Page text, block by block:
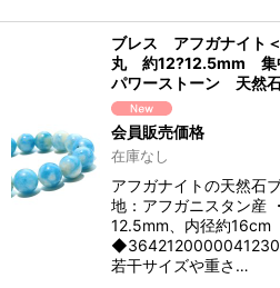
ブレス アフガナイト
丸 約12?12.5mm
パワーストーン 天然
会員販売価格
在庫なし
アフガナイトの天然石
地：アフガニスタン産
12.5mm、内径約16cm
若干サイズや重さ…